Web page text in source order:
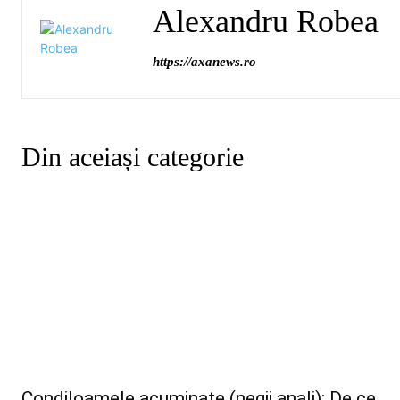
Alexandru Robea
https://axanews.ro
Din aceiași categorie